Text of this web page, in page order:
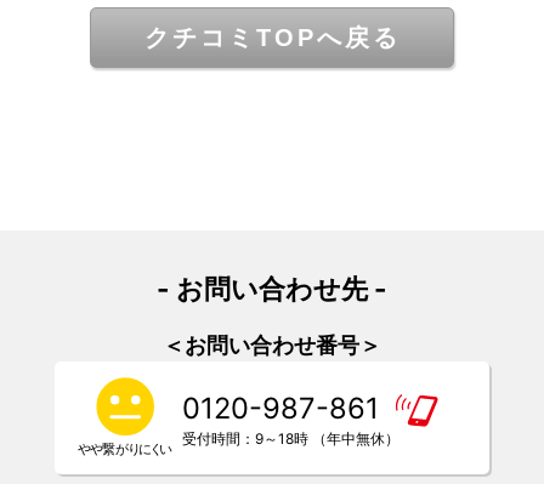
クチコミTOPへ戻る
- お問い合わせ先 -
＜お問い合わせ番号＞
0120-987-861
受付時間：9～18時 （年中無休）